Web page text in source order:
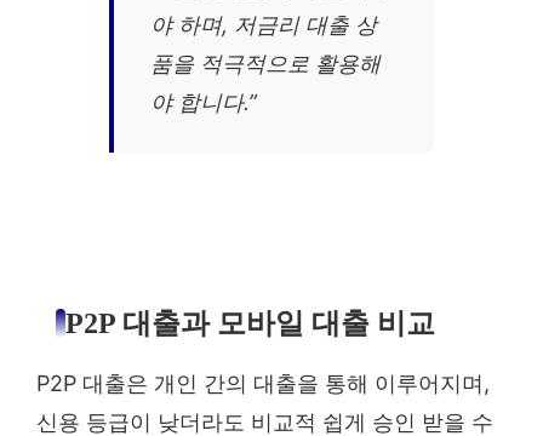
야 하며, 저금리 대출 상
품을 적극적으로 활용해
야 합니다.”
P2P 대출과 모바일 대출 비교
P2P 대출은 개인 간의 대출을 통해 이루어지며,
신용 등급이 낮더라도 비교적 쉽게 승인 받을 수